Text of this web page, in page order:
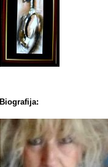
Biografija: